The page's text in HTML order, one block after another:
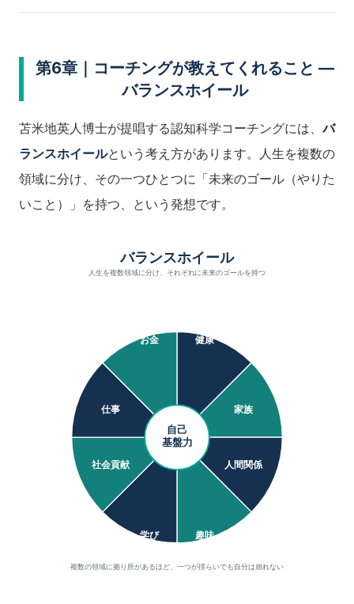
第6章｜コーチングが教えてくれること ―
バランスホイール
苫米地英人博士が提唱する認知科学コーチングには、バ
ランスホイールという考え方があります。人生を複数の
領域に分け、その一つひとつに「未来のゴール（やりた
いこと）」を持つ、という発想です。
バランスホイール
人生を複数領域に分け、それぞれに未来のゴールを持つ
健康
家族
人間関係
趣味
学び
社会貢献
仕事
お金
自己
基盤力
複数の領域に拠り所があるほど、一つが揺らいでも自分は崩れない